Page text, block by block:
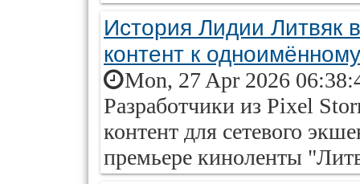
История Лидии Литвяк
контент к
Mon, 27 Apr 2026
Разработчики из Pixel
контент для сетевого
премьере киноленты